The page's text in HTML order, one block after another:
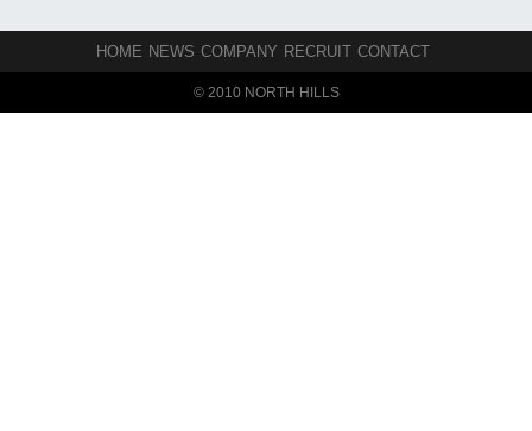
HOME NEWS COMPANY RECRUIT CONTACT
© 2010 NORTH HILLS